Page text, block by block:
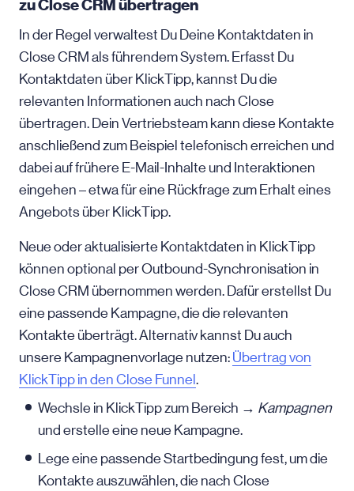
zu Close CRM übertragen
In der Regel verwaltest Du Deine Kontaktdaten in
Close CRM als führendem System. Erfasst Du
Kontaktdaten über KlickTipp, kannst Du die
relevanten Informationen auch nach Close
übertragen. Dein Vertriebsteam kann diese Kontakte
anschließend zum Beispiel telefonisch erreichen und
dabei auf frühere E-Mail-Inhalte und Interaktionen
eingehen – etwa für eine Rückfrage zum Erhalt eines
Angebots über KlickTipp.
Neue oder aktualisierte Kontaktdaten in KlickTipp
können optional per Outbound-Synchronisation in
Close CRM übernommen werden. Dafür erstellst Du
eine passende Kampagne, die die relevanten
Kontakte überträgt. Alternativ kannst Du auch
unsere Kampagnenvorlage nutzen: Übertrag von
KlickTipp in den Close Funnel .
Wechsle in KlickTipp zum Bereich → Kampagnen
und erstelle eine neue Kampagne.
Lege eine passende Startbedingung fest, um die
Kontakte auszuwählen, die nach Close